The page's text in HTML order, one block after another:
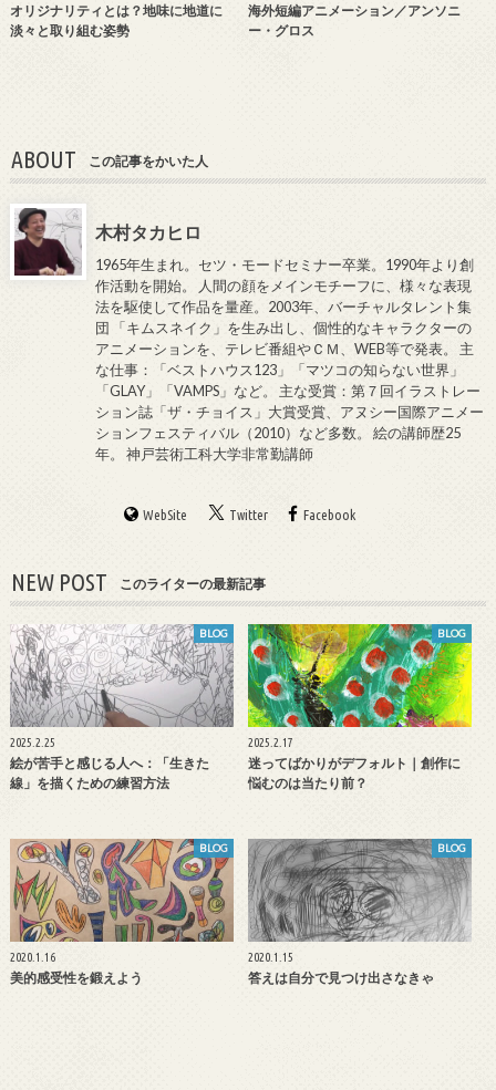
オリジナリティとは？地味に地道に
淡々と取り組む姿勢
海外短編アニメーション／アンソニ
ー・グロス
ABOUT この記事をかいた人
木村タカヒロ
1965年生まれ。セツ・モードセミナー卒業。1990年より創
作活動を開始。 人間の顔をメインモチーフに、様々な表現
法を駆使して作品を量産。2003年、バーチャルタレント集
団 「キムスネイク」を生み出し、個性的なキャラクターの
アニメーションを、テレビ番組やＣＭ、WEB等で発表。 主
な仕事：「ベストハウス123」「マツコの知らない世界」
「GLAY」「VAMPS」など。 主な受賞：第７回イラストレー
ション誌「ザ・チョイス」大賞受賞、アヌシー国際アニメー
ションフェスティバル（2010）など多数。 絵の講師歴25
年。 神戸芸術工科大学非常勤講師
WebSite Twitter Facebook
NEW POST このライターの最新記事
BLOG
2025.2.25
絵が苦手と感じる人へ：「生きた
線」を描くための練習方法
BLOG
2025.2.17
迷ってばかりがデフォルト｜創作に
悩むのは当たり前？
BLOG
2020.1.16
美的感受性を鍛えよう
BLOG
2020.1.15
答えは自分で見つけ出さなきゃ